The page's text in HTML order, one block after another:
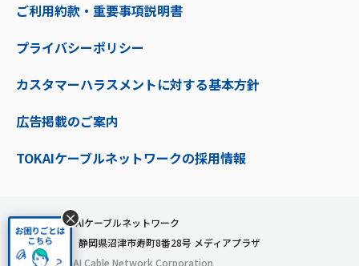
ご利用約款・重要事項説明書
プライバシーポリシー
カスタマーハラスメントに対する基本方針
広告掲載のご案内
TOKAIケーブルネットワークの採用情報
株式会社TOKAIケーブルネットワーク
〒410-0053 静岡県沼津市寿町8番28号 メディアプラザ
© 2024 TOKAI Cable Network Corporation
×